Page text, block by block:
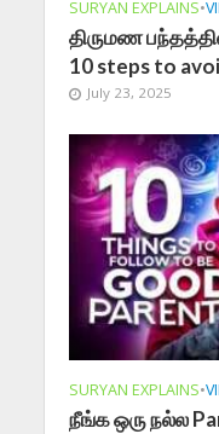
SURYAN EXPLAINS•
திருமண
10 steps to
July 23, 2025
SURYAN EXPLAINS•
நீங்க ஒரு நல்ல